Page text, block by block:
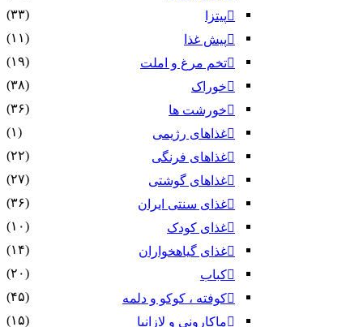
پیتزا
(۳۳)
پیش غذا
(۱۱)
تخم مرغ و املت
(۱۹)
خوراک
(۳۸)
خورشت ها
(۳۶)
غذاهای رژیمی
(۱)
غذاهای فرنگی
(۲۲)
غذاهای گوشتی
(۲۷)
غذای سنتی ایران
(۳۶)
غذای کودک
(۱۰)
غذای گیاهخواران
(۱۴)
کباب
(۲۰)
کوفته ، کوکو و دلمه
(۴۵)
ماکارونی و لازانیا
(۱۵)